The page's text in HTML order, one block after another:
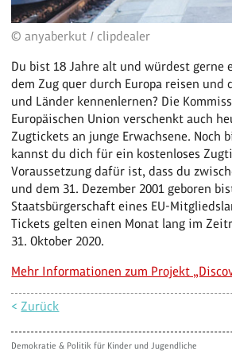
© anyaberkut / clipdealer
Du bist 18 Jahre alt und würdest gerne
dem Zug quer durch Europa reisen und
und Länder kennenlernen? Die
Europäischen Union verschenkt auch
Zugtickets an junge Erwachsene. Noch
kannst du dich für ein kostenloses
Voraussetzung dafür ist, dass du
und dem 31. Dezember 2001 geboren
Staatsbürgerschaft eines EU-
Tickets gelten einen Monat lang im
31. Oktober 2020.
Mehr Informationen zum Projekt
<Zurück
Demokratie & Politik für Kinder und Jugendliche